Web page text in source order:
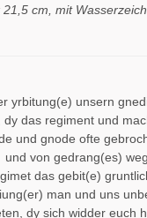
cm, mit
yrbitung(e) unsern
das regiment und
und gnode ofte
von gedrang(es)
das gebit(e)
man und uns
dy sich widder